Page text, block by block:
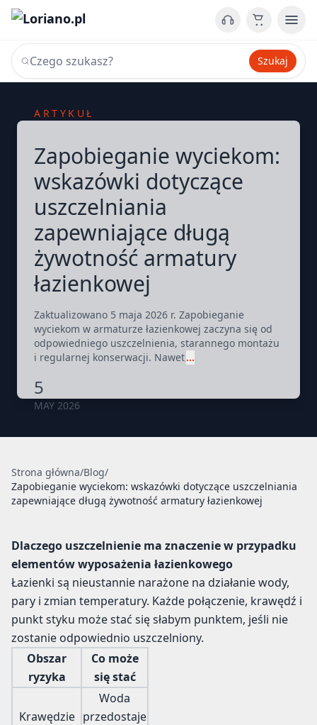
Szukaj
ARTYKUŁ
Zapobieganie wyciekom:
wskazówki dotyczące
uszczelniania
zapewniające długą
żywotność armatury
łazienkowej
Zaktualizowano 5 maja 2026 r. Zapobieganie
wyciekom w armaturze łazienkowej zaczyna się od
odpowiedniego uszczelnienia, starannego montażu
i regularnej konserwacji. Nawet…
5
MAY 2026
Strona główna/Blog/
Zapobieganie wyciekom: wskazówki dotyczące uszczelniania
zapewniające długą żywotność armatury łazienkowej
Dlaczego uszczelnienie ma znaczenie w przypadku
elementów wyposażenia łazienkowego
Łazienki są nieustannie narażone na działanie wody,
pary i zmian temperatury. Każde połączenie, krawędź i
punkt styku może stać się słabym punktem, jeśli nie
zostanie odpowiednio uszczelniony.
Obszar
ryzyka
Co może
się stać
Krawędzie
Woda
przedostaje